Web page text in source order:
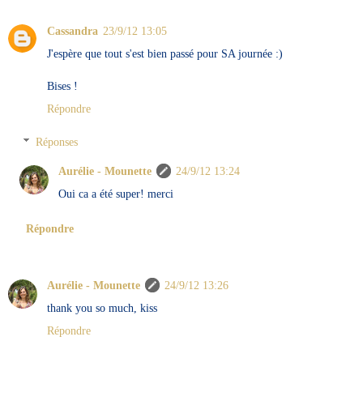
Cassandra 23/9/12 13:05
J'espère que tout s'est bien passé pour SA journée :)
Bises !
Répondre
Réponses
Aurélie - Mounette
24/9/12 13:24
Oui ca a été super! merci
Répondre
Aurélie - Mounette
24/9/12 13:26
thank you so much, kiss
Répondre